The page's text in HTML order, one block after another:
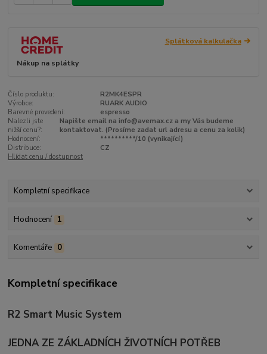
Splátková kalkulačka
Nákup na splátky
Číslo produktu:
R2MK4ESPR
Výrobce:
RUARK AUDIO
Barevné provedení:
espresso
Nalezli jste
nižší cenu?:
Napište email na info@avemax.cz a my Vás budeme
kontaktovat. (Prosíme zadat url adresu a cenu za kolik)
Hodnocení:
**********/10 (vynikající)
Distribuce:
CZ
Hlídat cenu / dostupnost
Kompletní specifikace
Hodnocení 1
Komentáře 0
Kompletní specifikace
R2 Smart Music System
JEDNA ZE ZÁKLADNÍCH ŽIVOTNÍCH POTŘEB